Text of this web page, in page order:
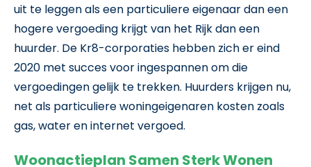
uit te leggen als een particuliere eigenaar dan een
hogere vergoeding krijgt van het Rijk dan een
huurder. De Kr8-corporaties hebben zich er eind
2020 met succes voor ingespannen om die
vergoedingen gelijk te trekken. Huurders krijgen nu,
net als particuliere woningeigenaren kosten zoals
gas, water en internet vergoed.
Woonactieplan Samen Sterk Wonen